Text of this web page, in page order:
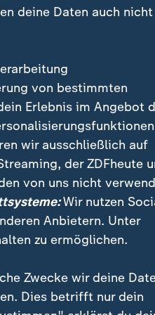
ums Leben. Die
dabei wurde ein
deine Daten auch nicht
von bestimmten
Erlebnis im Angebot
wir ausschließlich auf
der ZDFheute
von uns nicht
Wir nutzen
Anbietern. Unter
zu ermöglichen.
Zwecke wir deine
Dies betrifft nur dein